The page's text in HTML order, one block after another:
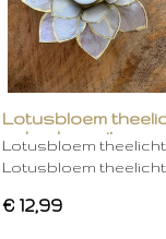
Lotusbloem
gebroken wit
Lotusbloem
Lotusbloem
€ 12,99